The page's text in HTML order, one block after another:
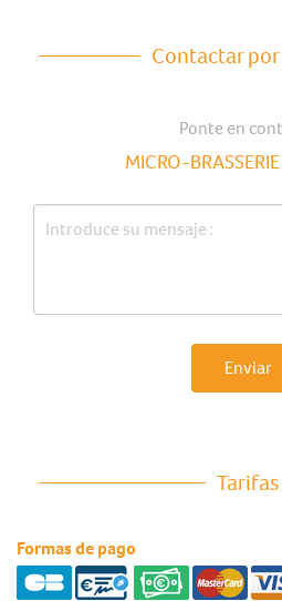
Contactar
Ponte en
MICRO-
Enviar
Tarifas
Formas de pago